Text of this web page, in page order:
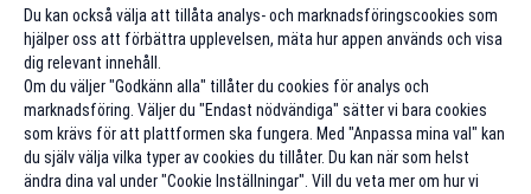
Du kan också välja att tillåta analys- och marknadsföringscookies som
hjälper oss att förbättra upplevelsen, mäta hur appen används och visa
dig relevant innehåll.
Om du väljer "Godkänn alla" tillåter du cookies för analys och
marknadsföring. Väljer du "Endast nödvändiga" sätter vi bara cookies
som krävs för att plattformen ska fungera. Med "Anpassa mina val" kan
du själv välja vilka typer av cookies du tillåter. Du kan när som helst
ändra dina val under "Cookie Inställningar". Vill du veta mer om hur vi